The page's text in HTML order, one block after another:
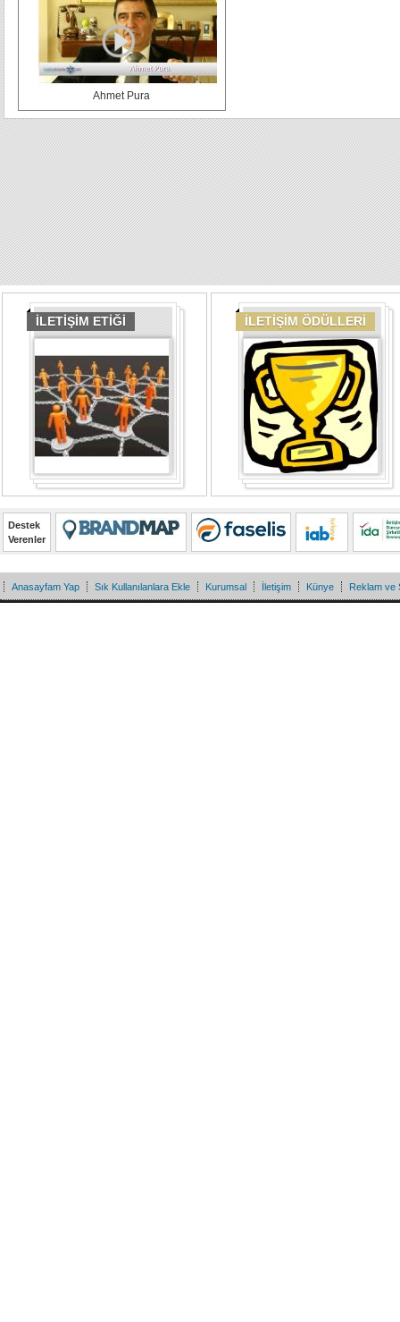
Ahmet Pura
İLETİŞİM ETİĞİ İLETİŞİM ÖDÜLLERİ
Destek
Verenler
Anasayfam Yap Sık Kullanılanlara Ekle Kurumsal İletişim Künye Reklam ve